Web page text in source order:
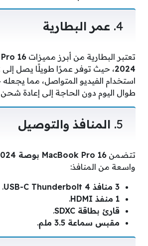
4. عمر البطارية
تعتبر البطارية من أبرز مميزات
2024
استخدام الفيديو المتواصل، مما يجعله
طوال اليوم دون الحاجة إلى إعادة
5. المنافذ والتوصيل
تتضمن MacBook Pro 16 بوصة 2024
واسعة من المنافذ:
3 منافذ USB-C Thunderbolt 4
.
1 منفذ HDMI
.
قارئ بطاقة SDXC
.
مقبس سماعة 3.5 ملم
.